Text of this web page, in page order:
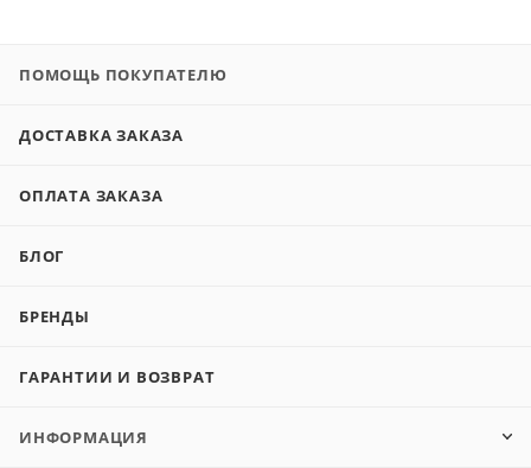
ПОМОЩЬ ПОКУПАТЕЛЮ
ДОСТАВКА ЗАКАЗА
ОПЛАТА ЗАКАЗА
БЛОГ
БРЕНДЫ
ГАРАНТИИ И ВОЗВРАТ
ИНФОРМАЦИЯ